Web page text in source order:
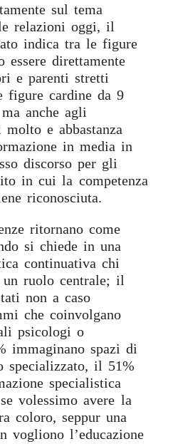
sul tema
relazioni oggi, il
indica tra le figure
essere direttamente
e parenti stretti
figure cardine da 9
anche agli
e abbastanza
in media in
discorso per gli
in cui la competenza
riconosciuta.
ritornano come
si chiede in una
continuativa chi
un ruolo centrale; il
non a caso
che coinvolgano
psicologi o
immaginano spazi di
specializzato, il 51%
specialistica
volessimo avere la
coloro, seppur una
vogliono l’educazione